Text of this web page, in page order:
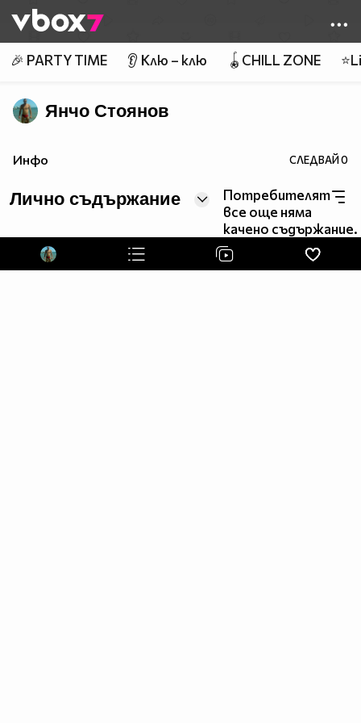
👾
🎉 PARTY TIME 👂 Клю – клю 🪀CHILL ZONE
Янчо Стоянов
Инфо СЛЕДВАЙ0
Лично съдържание
Потребителят
все още няма
качено съдържание.